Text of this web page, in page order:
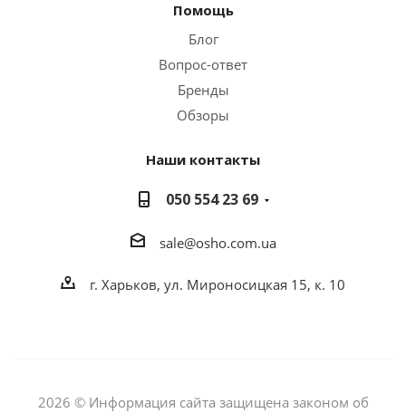
Помощь
Блог
Вопрос-ответ
Бренды
Обзоры
Наши контакты
050 554 23 69
sale@osho.com.ua
г. Харьков, ул. Мироносицкая 15, к. 10
2026 © Информация сайта защищена законом об